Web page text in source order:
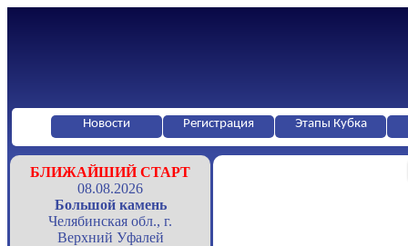
Новости Регистрация Этапы Кубка
БЛИЖАЙШИЙ СТАРТ
08.08.2026
Большой камень
Челябинская обл., г.
Верхний Уфалей